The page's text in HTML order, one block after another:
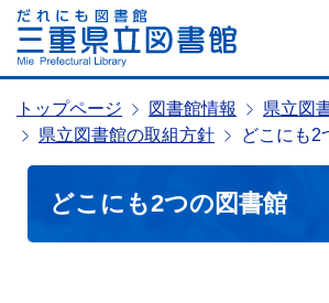
トップページ 図書館情報
県立図
県立図書館の取組方針
どこにも2
どこにも2つの図書館